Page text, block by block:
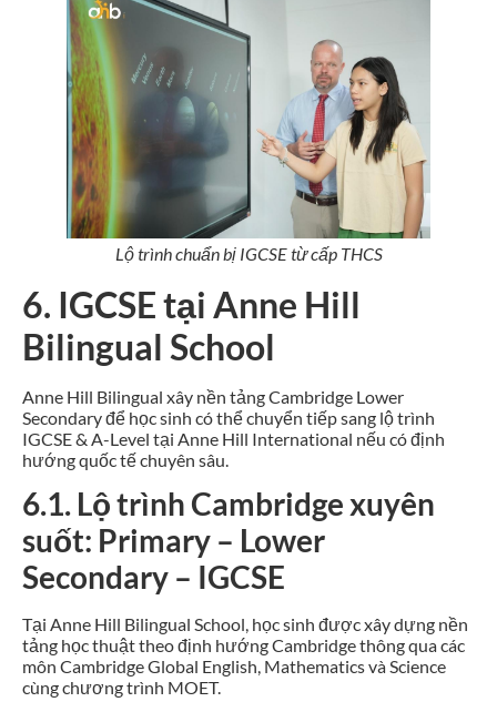
Lộ trình chuẩn bị IGCSE từ cấp THCS
6. IGCSE tại Anne Hill
Bilingual School
Anne Hill Bilingual xây nền tảng Cambridge Lower
Secondary để học sinh có thể chuyển tiếp sang lộ trình
IGCSE & A-Level tại Anne Hill International nếu có định
hướng quốc tế chuyên sâu.
6.1. Lộ trình Cambridge xuyên
suốt: Primary – Lower
Secondary – IGCSE
Tại Anne Hill Bilingual School, học sinh được xây dựng nền
tảng học thuật theo định hướng Cambridge thông qua các
môn Cambridge Global English, Mathematics và Science
cùng chương trình MOET.